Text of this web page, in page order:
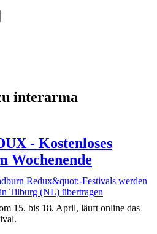
interarma
- Kostenloses
Wochenende
15. bis 18. April, läuft online das